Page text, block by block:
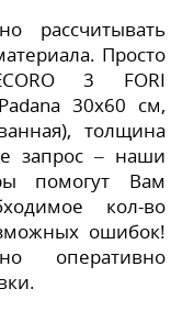
рассчитывать
Просто
3 FORI
30x60 см,
толщина
запрос – наши
помогут Вам
кол-во
ошибок!
оперативно